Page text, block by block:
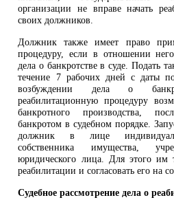
организации не вправе начать
своих должников.
Должник также имеет право
процедуру, если в отношении
дела о банкротстве в суде. Подать
течение 7 рабочих дней с даты
возбуждении дела о
реабилитационную процедуру
банкротного производства,
банкротом в судебном порядке.
должник в лице
собственника имущества,
юридического лица. Для этого им
реабилитации и согласовать его на
Судебное рассмотрение дела о